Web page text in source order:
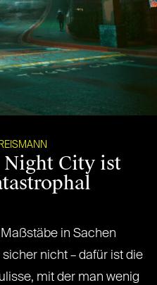
Night City ist
in Sachen
nicht – dafür ist die
mit der man wenig